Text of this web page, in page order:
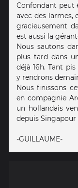
Confondant peut
avec des larmes,
gracieusement
est aussi la
Nous sautons
plus tard dans
déjà 16h. Tant
y rendrons
Nous finissons
en compagnie
un hollandais
depuis Singapour
-GUILLAUME-